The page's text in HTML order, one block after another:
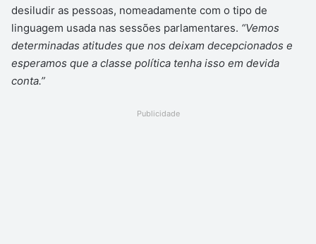
desiludir as pessoas, nomeadamente com o tipo de
linguagem usada nas sessões parlamentares. “Vemos
determinadas atitudes que nos deixam decepcionados e
esperamos que a classe política tenha isso em devida
conta.”
Publicidade